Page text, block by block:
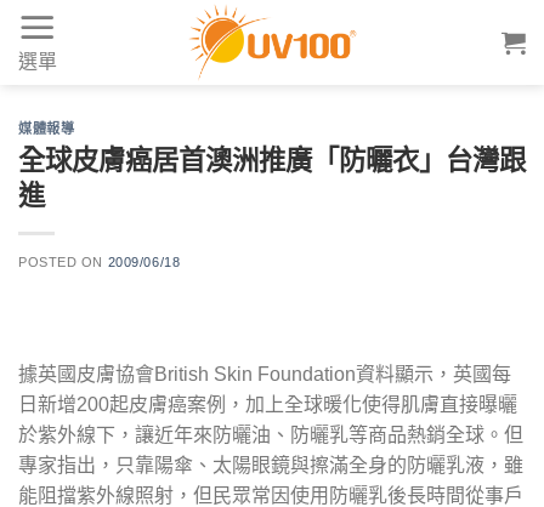
Skip
content
選單
媒體報導
全球皮膚癌居首澳洲推廣「防曬衣」台灣跟
進
POSTED ON 2009/06/18
據英國皮膚協會British Skin Foundation資料顯示，英國每
日新增200起皮膚癌案例，加上全球暖化使得肌膚直接曝曬
於紫外線下，讓近年來防曬油、防曬乳等商品熱銷全球。但
專家指出，只靠陽傘、太陽眼鏡與擦滿全身的防曬乳液，雖
能阻擋紫外線照射，但民眾常因使用防曬乳後長時間從事戶